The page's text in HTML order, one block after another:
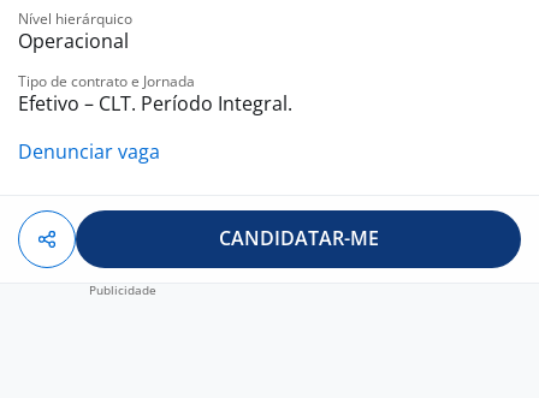
Nível hierárquico
Operacional
Tipo de contrato e Jornada
Efetivo – CLT. Período Integral.
Denunciar vaga
CANDIDATAR-ME